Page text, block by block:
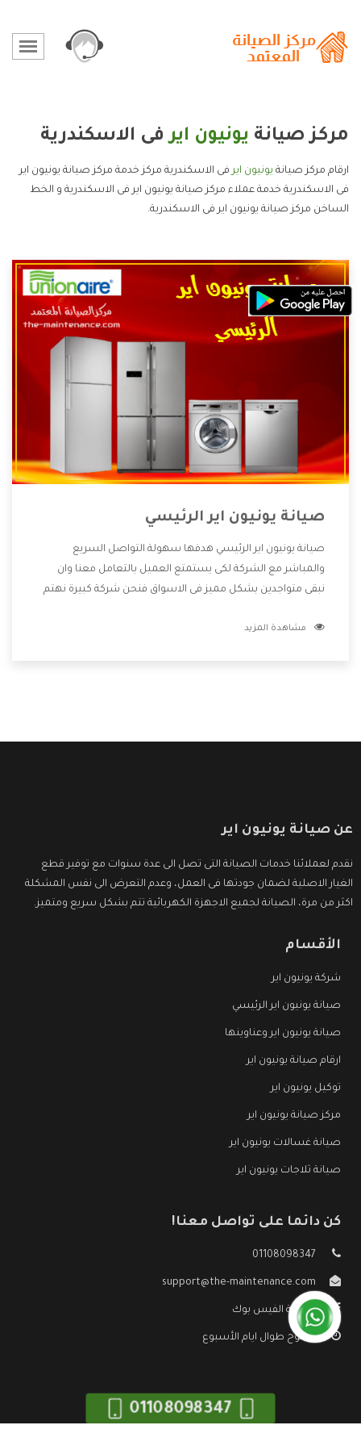
مركز صيانة يونيون ايرفى الاسكندرية
ارقام مركز صيانة يونيون ايرفى الاسكندرية مركز خدمة مركز صيانة يونيون اير
فى الاسكندرية خدمة عملاء مركز صيانة يونيون اير فى الاسكندرية و الخط
الساخن مركز صيانة يونيون اير فى الاسكندرية.
صيانة يونيون اير الرئيسي
صيانة يونيون اير الرئيسي هدفها سهولة التواصل السريع
والمباشر مع الشركة لكى يستمتع العميل بالتعامل معنا وان
نبقى متواجدين بشكل مميز فى الاسواق فنحن شركة كبيرة نهتم
الشركة بها والتى تكون منها خدمة الصيانة التى تكون من أهم
مشاهدة المزيد
عن صيانة يونيون اير
نقدم لعملائنا خدمات الصيانة التى تصل الى عدة سنوات مع توفير قطع
الغيار الاصلية لضمان جودتها فى العمل، وعدم التعرض الى نفس المشكلة
اكثر من مرة، الصيانة لجميع الاجهزة الكهربائية تتم بشكل سريع ومتميز.
الأقسام
شركة يونيون اير
صيانة يونيون اير الرئيسي
صيانة يونيون اير وعناوينها
ارقام صيانة يونيون اير
توكيل يونيون اير
مركز صيانة يونيون اير
صيانة غسالات يونيون اير
صيانة ثلاجات يونيون اير
كن دائما على تواصل معنا!
01108098347
support@the-maintenance.com
صفحة الفيس بوك
مفتوح طوال ايام الأسبوع
01108098347